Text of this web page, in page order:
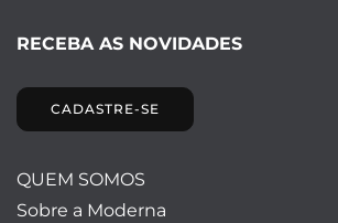
RECEBA AS NOVIDADES
CADASTRE-SE
QUEM SOMOS
Sobre a Moderna